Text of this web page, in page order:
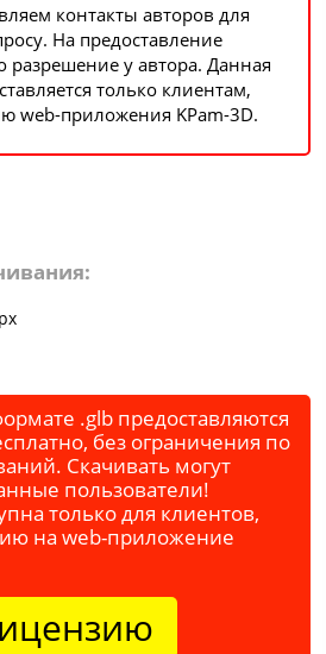
контакты авторов для
На предоставление
разрешение у автора. Данная
только клиентам,
web-приложения KPam-3D.
.glb предоставляются
без ограничения по
Скачивать могут
пользователи!
только для клиентов,
на web-приложение